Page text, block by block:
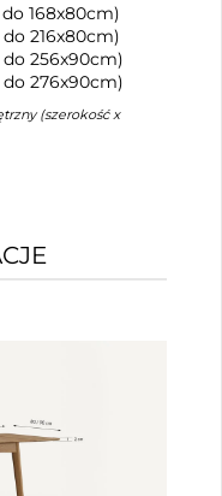
168x80cm)
216x80cm)
256x90cm)
276x90cm)
(szerokość x